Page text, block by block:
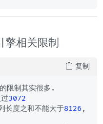
擎相关限制
3072
长度之和不能大于8126 ,
复制